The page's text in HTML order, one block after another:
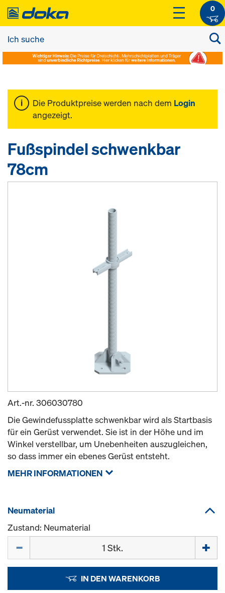
0
Die Produktpreise werden nach dem Login
angezeigt.
Fußspindel schwenkbar
78cm
Art.-nr. 306030780
Die Gewindefussplatte schwenkbar wird als Startbasis
für ein Gerüst verwendet. Sie ist in der Höhe und im
Winkel verstellbar, um Unebenheiten auszugleichen,
so dass immer ein ebenes Gerüst entsteht.
MEHR INFORMATIONEN
Neumaterial
Zustand: Neumaterial
IN DEN WARENKORB